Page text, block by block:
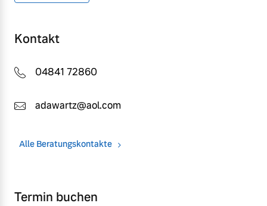
Kontakt
04841 72860
adawartz@aol.com
Alle Beratungskontakte
Termin buchen